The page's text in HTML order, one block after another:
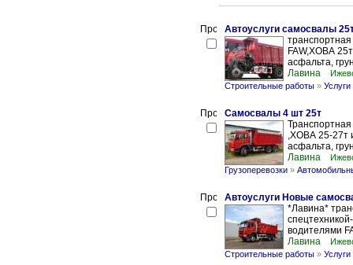
Автоуслуги самосвалы
FAW,ХОВА
асфальта,
Лавина
Строительные работы » Услуги
Самосвалы 4 шт 25т
,ХОВА 25-27т
асфальта,
Лавина
Грузоперевозки »
Автоуслуги Новые
*Лавина*
водителями
Лавина
Строительные работы » Услуги